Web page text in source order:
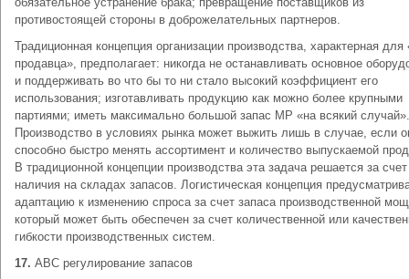
противостоящей стороны в доброжелательных партнеров.
Традиционная концепция организации производства, характерная для
продавца», предполагает: никогда не останавливать основное
и поддерживать во что бы то ни стало высокий коэффициент его
использования; изготавливать продукцию как можно более крупными
партиями; иметь максимально большой запас МР «на всякий случай».
Производство в условиях рынка может выжить лишь в случае, если
способно быстро менять ассортимент и количество выпускаемой
В традиционной концепции производства эта задача решается за счет
наличия на складах запасов. Логистическая концепция
адаптацию к изменению спроса за счет запаса производственной
который может быть обеспечен за счет количественной или
гибкости производственных систем.
17. АВС регулирование запасов